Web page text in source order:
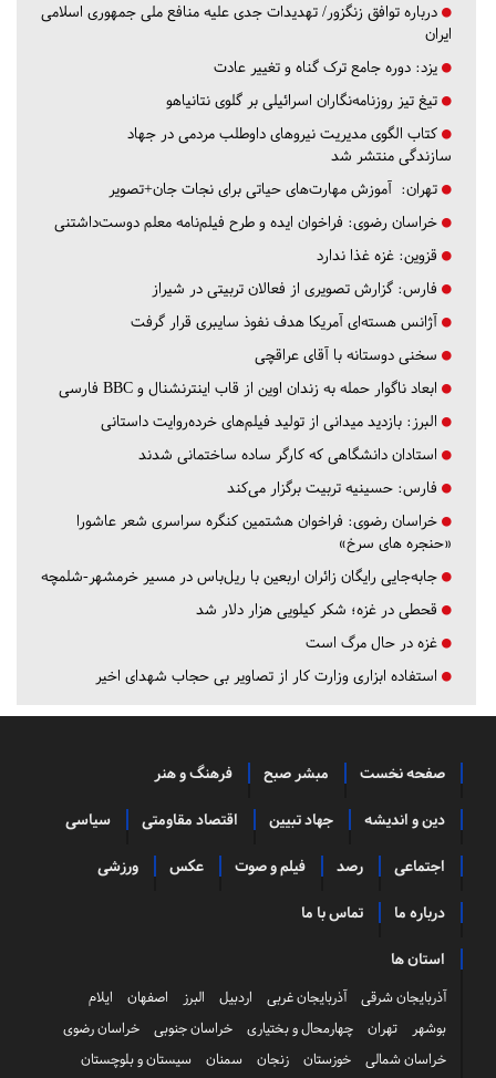
درباره توافق زنگزور/ تهدیدات جدی علیه منافع ملی جمهوری اسلامی
ایران
یزد: دوره جامع ترک گناه و تغییر عادت
تیغ تیز روزنامه‌نگاران اسرائیلی بر گلوی نتانیاهو
کتاب الگوی مدیریت نیروهای داوطلب مردمی در جهاد
سازندگی منتشر شد
تهران: آموزش مهارت‌های حیاتی برای نجات جان+تصویر
خراسان رضوی: فراخوان ایده و طرح فیلم‌نامه معلم دوست‌داشتنی
قزوین: غزه غذا ندارد
فارس: گزارش تصویری از فعالان تربیتی در شیراز
آژانس هسته‌ای آمریکا هدف نفوذ سایبری قرار گرفت
سخنی دوستانه با آقای عراقچی
ابعاد ناگوار حمله به زندان اوین از قاب اینترنشنال و BBC فارسی
البرز: بازدید میدانی از تولید فیلم‌های خرده‌روایت داستانی
استادان دانشگاهی که کارگر ساده ساختمانی شدند
فارس: حسینیه تربیت برگزار می‌کند
خراسان رضوی: فراخوان هشتمین کنگره سراسری شعر عاشورا
«حنجره های سرخ»
جابه‌جایی رایگان زائران اربعین با ریل‌باس در مسیر خرمشهر-شلمچه
قحطی در غزه؛ شکر کیلویی هزار دلار شد
غزه در حال مرگ است
استفاده ابزاری وزارت کار از تصاویر بی حجاب شهدای اخیر
صفحه نخست مبشر صبح فرهنگ و هنر
دین و اندیشه جهاد تبیین اقتصاد مقاومتی سیاسی
اجتماعی رصد فیلم و صوت عکس ورزشی
درباره ما تماس با ما
استان ها
آذربایجان شرقی آذربایجان غربی اردبیل البرز اصفهان
ایلام
بوشهر
تهران چهارمحال و بختیاری خراسان جنوبی
خراسان رضوی
خراسان شمالی
خوزستان زنجان سمنان سیستان و بلوچستان